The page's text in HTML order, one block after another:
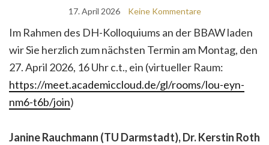
17. April 2026 Keine Kommentare
Im Rahmen des DH-Kolloquiums an der BBAW laden
wir Sie herzlich zum nächsten Termin am Montag, den
27. April 2026, 16 Uhr c.t., ein (virtueller Raum:
https://meet.academiccloud.de/gl/rooms/lou-eyn-
nm6-t6b/join)
Janine Rauchmann (TU Darmstadt), Dr. Kerstin Roth